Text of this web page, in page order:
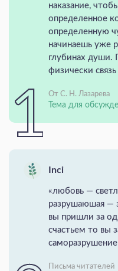
наказание,
определенное
определенную
начинаешь уже
глубинах души.
физически связь
От С. Н. Лазарева
Тема для
Inci
«любовь —
разрушаюшая —
вы пришли за
счастьем то вы
Письма читателей